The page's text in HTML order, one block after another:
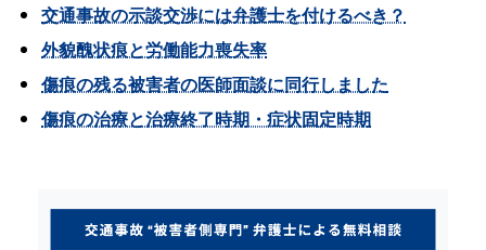
交通事故の示談交渉には弁護士を付けるべき？
外貌醜状痕と労働能力喪失率
傷痕の残る被害者の医師面談に同行しました
傷痕の治療と治療終了時期・症状固定時期